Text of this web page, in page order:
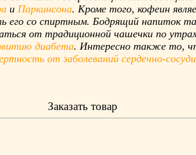
и Паркинсона. Кроме того, кофеин
его со спиртным. Бодрящий напиток
от традиционной чашечки по
диабета. Интересно также то,
от заболеваний сердечно-
Заказать товар